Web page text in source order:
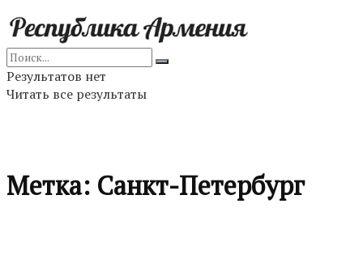
Результатов нет
Читать все результаты
Метка: Санкт-Петербург